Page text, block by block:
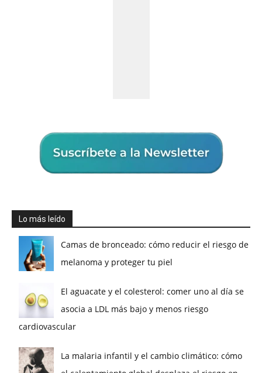
Lo más leído
Camas de bronceado: cómo reducir el riesgo de
melanoma y proteger tu piel
El aguacate y el colesterol: comer uno al día se
asocia a LDL más bajo y menos riesgo
cardiovascular
La malaria infantil y el cambio climático: cómo